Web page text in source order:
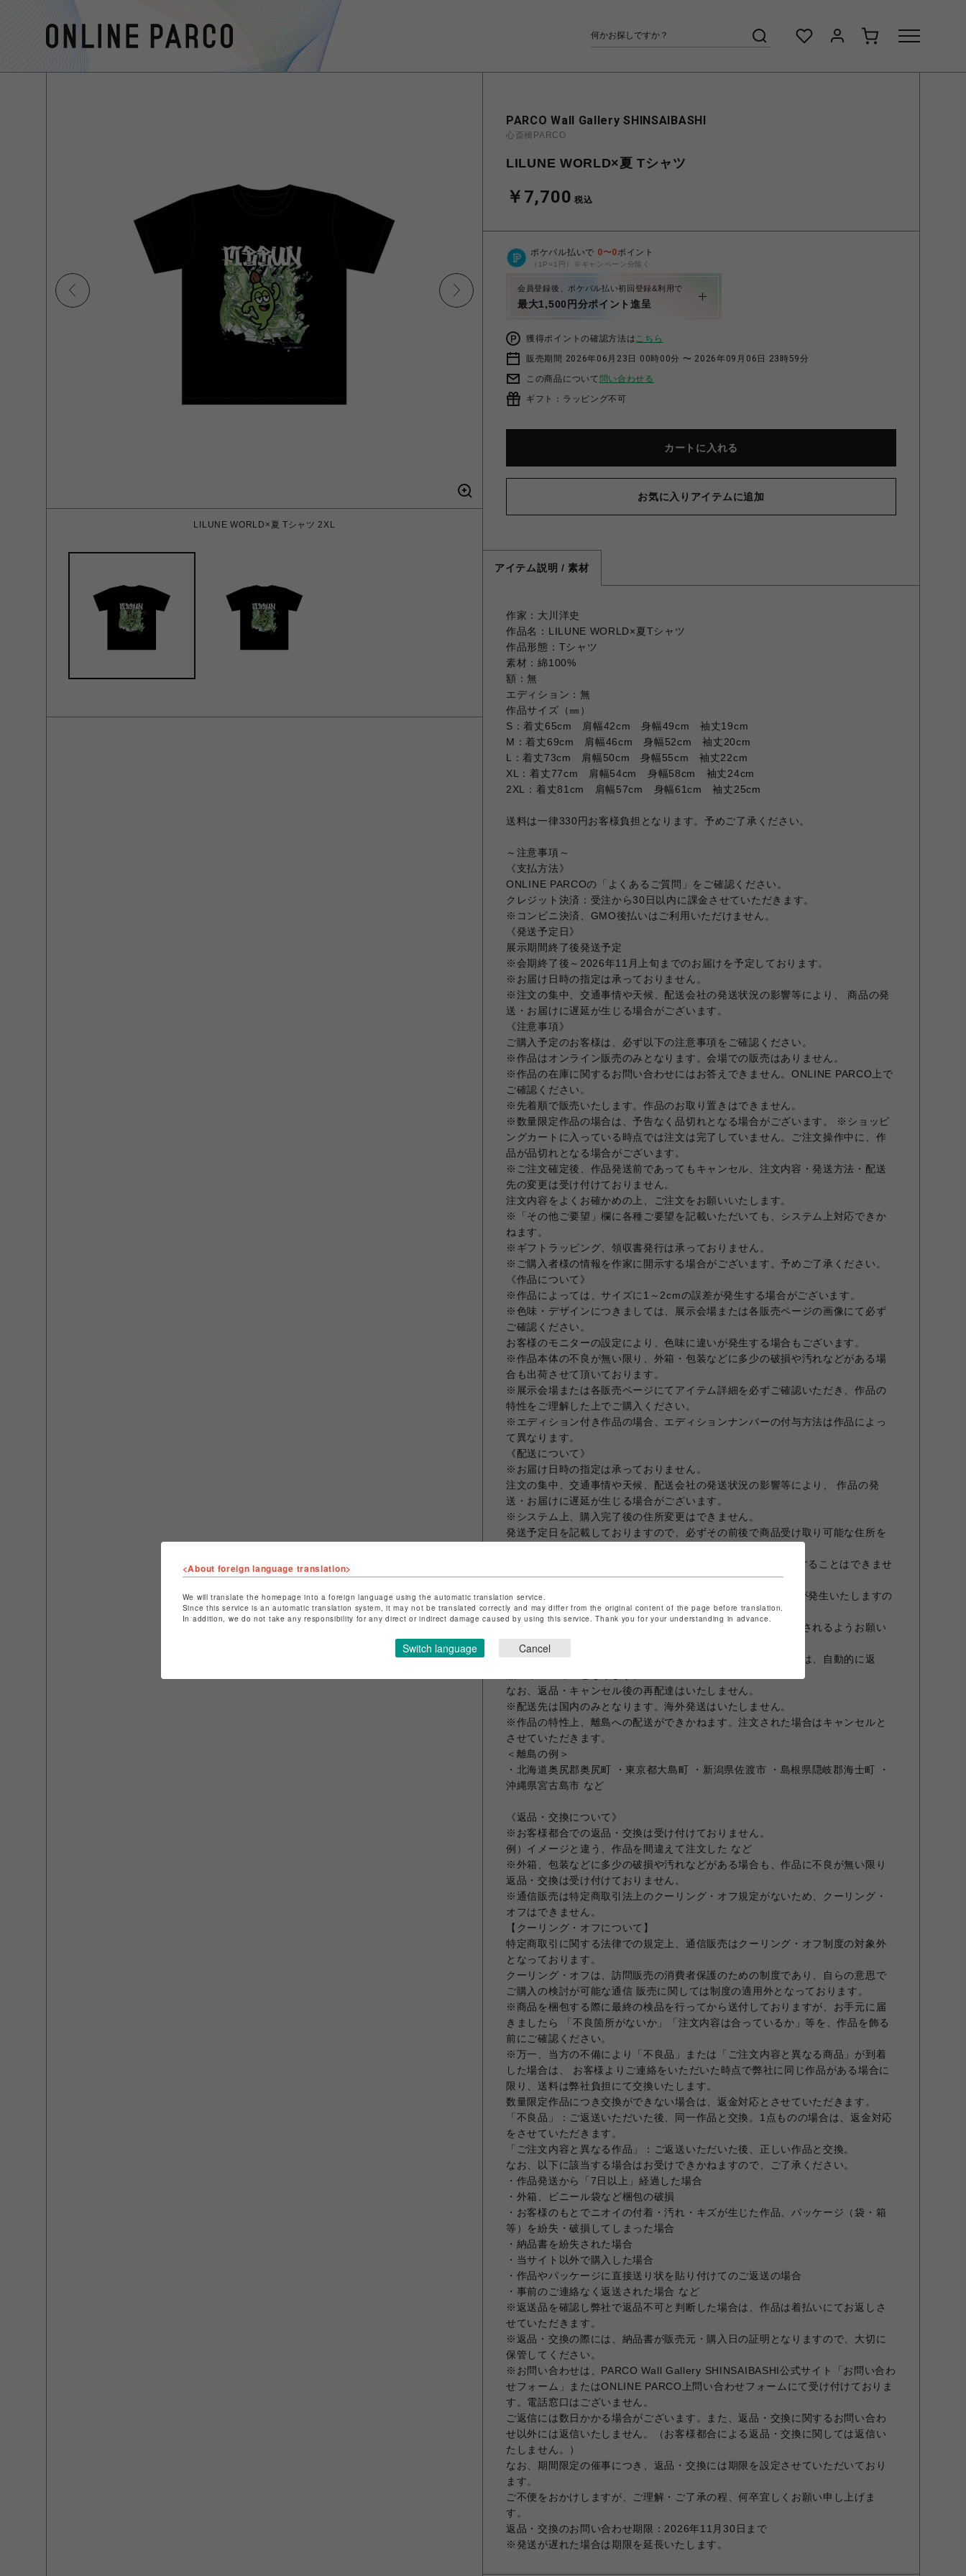
LILUNE WORLD×夏 Tシャツ 2XL
PARCO Wall Gallery SHINSAIBASHI
心斎橋PARCO
LILUNE WORLD×夏 Tシャツ
￥7,700 税込
ポケパル払いで 0〜0ポイント
（1P=1円）※キャンペーン分除く
会員登録後、ポケパル払い初回登録&利用で
最大1,500円分ポイント進呈
獲得ポイントの確認方法はこちら
販売期間 2026年06月23日 00時00分 〜 2026年09月06日 23時59分
この商品について 問い合わせる
ギフト：ラッピング不可
カートに入れる
お気に入りアイテムに追加
アイテム説明 / 素材
作家：大川洋史
作品名：LILUNE WORLD×夏Tシャツ
作品形態：Tシャツ
素材：綿100%
額：無
エディション：無
作品サイズ（㎜）
S：着丈65cm 肩幅42cm 身幅49cm 袖丈19cm
M：着丈69cm 肩幅46cm 身幅52cm 袖丈20cm
L：着丈73cm 肩幅50cm 身幅55cm 袖丈22cm
XL：着丈77cm 肩幅54cm 身幅58cm 袖丈24cm
2XL：着丈81cm 肩幅57cm 身幅61cm 袖丈25cm
送料は一律330円お客様負担となります。予めご了承ください。
～注意事項～
《支払方法》
ONLINE PARCOの「よくあるご質問」をご確認ください。
クレジット決済：受注から30日以内に課金させていただきます。
※コンビニ決済、GMO後払いはご利用いただけません。
《発送予定日》
展示期間終了後発送予定
※会期終了後～2026年11月上旬までのお届けを予定しております。
※お届け日時の指定は承っておりません。
※注文の集中、交通事情や天候、配送会社の発送状況の影響等により、 商品の発
送・お届けに遅延が生じる場合がございます。
《注意事項》
ご購入予定のお客様は、必ず以下の注意事項をご確認ください。
※作品はオンライン販売のみとなります。会場での販売はありません。
※作品の在庫に関するお問い合わせにはお答えできません。ONLINE PARCO上で
ご確認ください。
※先着順で販売いたします。作品のお取り置きはできません。
※数量限定作品の場合は、予告なく品切れとなる場合がございます。 ※ショッピ
ングカートに入っている時点では注文は完了していません。ご注文操作中に、作
品が品切れとなる場合がございます。
※ご注文確定後、作品発送前であってもキャンセル、注文内容・発送方法・配送
先の変更は受け付けておりません。
注文内容をよくお確かめの上、ご注文をお願いいたします。
※「その他ご要望」欄に各種ご要望を記載いただいても、システム上対応できか
ねます。
※ギフトラッピング、領収書発行は承っておりません。
※ご購入者様の情報を作家に開示する場合がございます。予めご了承ください。
《作品について》
※作品によっては、サイズに1～2cmの誤差が発生する場合がございます。
※色味・デザインにつきましては、展示会場または各販売ページの画像にて必ず
ご確認ください。
お客様のモニターの設定により、色味に違いが発生する場合もございます。
※作品本体の不良が無い限り、外箱・包装などに多少の破損や汚れなどがある場
合も出荷させて頂いております。
※展示会場または各販売ページにてアイテム詳細を必ずご確認いただき、作品の
特性をご理解した上でご購入ください。
※エディション付き作品の場合、エディションナンバーの付与方法は作品によっ
て異なります。
《配送について》
※お届け日時の指定は承っておりません。
注文の集中、交通事情や天候、配送会社の発送状況の影響等により、 作品の発
送・お届けに遅延が生じる場合がございます。
※システム上、購入完了後の住所変更はできません。
発送予定日を記載しておりますので、必ずその前後で商品受け取り可能な住所を
※作品は1点ずつ梱包し発送を行うため、作品をまとめて発送することはできませ
ん。
※複数の作品を1度のご注文で決済した際も、作品ごとに送料が発生いたしますの
で、ご了承ください。
※ご注文いただいた作品は、お客様の責任により必ずお引取りされるようお願い
いたします。
万一、保管期間を超えてもお荷物をお引取りいただけない場合は、自動的に返
なお、返品・キャンセル後の再配達はいたしません。
※配送先は国内のみとなります。海外発送はいたしません。
※作品の特性上、離島への配送ができかねます。注文された場合はキャンセルと
させていただきます。
＜離島の例＞
・北海道奥尻郡奥尻町 ・東京都大島町 ・新潟県佐渡市 ・島根県隠岐郡海士町 ・
沖縄県宮古島市 など
《返品・交換について》
※お客様都合での返品・交換は受け付けておりません。
例）イメージと違う、作品を間違えて注文した など
※外箱、包装などに多少の破損や汚れなどがある場合も、作品に不良が無い限り
返品・交換は受け付けておりません。
※通信販売は特定商取引法上のクーリング・オフ規定がないため、クーリング・
オフはできません。
【クーリング・オフについて】
特定商取引に関する法律での規定上、通信販売はクーリング・オフ制度の対象外
となっております。
クーリング・オフは、訪問販売の消費者保護のための制度であり、自らの意思で
ご購入の検討が可能な通信 販売に関しては制度の適用外となっております。
※商品を梱包する際に最終の検品を行ってから送付しておりますが、お手元に届
きましたら 「不良箇所がないか」「注文内容は合っているか」等を、作品を飾る
前にご確認ください。
※万一、当方の不備により「不良品」または「ご注文内容と異なる商品」が到着
した場合は、 お客様よりご連絡をいただいた時点で弊社に同じ作品がある場合に
限り、送料は弊社負担にて交換いたします。
数量限定作品につき交換ができない場合は、返金対応とさせていただきます。
「不良品」：ご返送いただいた後、同一作品と交換。1点ものの場合は、返金対応
をさせていただきます。
「ご注文内容と異なる作品」：ご返送いただいた後、正しい作品と交換。
なお、以下に該当する場合はお受けできかねますので、ご了承ください。
・作品発送から「7日以上」経過した場合
・外箱、ビニール袋など梱包の破損
・お客様のもとでニオイの付着・汚れ・キズが生じた作品、パッケージ（袋・箱
等）を紛失・破損してしまった場合
・納品書を紛失された場合
・当サイト以外で購入した場合
・作品やパッケージに直接送り状を貼り付けてのご返送の場合
・事前のご連絡なく返送された場合 など
※返送品を確認し弊社で返品不可と判断した場合は、作品は着払いにてお返しさ
せていただきます。
※返品・交換の際には、納品書が販売元・購入日の証明となりますので、大切に
保管してください。
※お問い合わせは、PARCO Wall Gallery SHINSAIBASHI公式サイト「お問い合わ
せフォーム」またはONLINE PARCO上問い合わせフォームにて受け付けておりま
す。電話窓口はございません。
ご返信には数日かかる場合がございます。また、返品・交換に関するお問い合わ
せ以外には返信いたしません。（お客様都合による返品・交換に関しては返信い
たしません。）
なお、期間限定の催事につき、返品・交換には期限を設定させていただいており
ます。
ご不便をおかけしますが、ご理解・ご了承の程、何卒宜しくお願い申し上げま
す。
返品・交換のお問い合わせ期限：2026年11月30日まで
※発送が遅れた場合は期限を延長いたします。
<About foreign language translation>
We will translate the homepage into a foreign language using the automatic translation service.
Since this service is an automatic translation system, it may not be translated correctly and may differ from the original content of the page before translation.
In addition, we do not take any responsibility for any direct or indirect damage caused by using this service. Thank you for your understanding in advance.
Switch language Cancel